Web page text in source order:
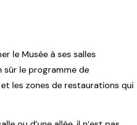
le Musée à ses salles
sûr le programme de
les zones de restaurations qui